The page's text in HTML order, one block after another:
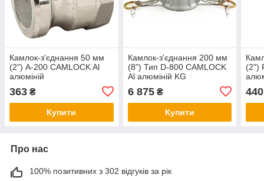
Камлок-з'єднання 50 мм
(2") A-200 CAMLOCK Al
алюміній
363 ₴
Купити
Камлок-з'єднання 200 мм
(8") Тип D-800 CAMLOCK
Al алюміній KG
6 875₴
Купити
(2")
440
Про нас
100% позитивних з 302 відгуків за рік